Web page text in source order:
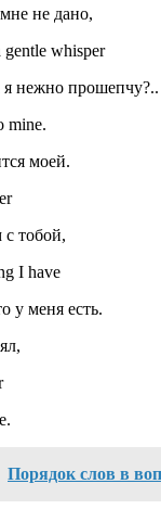
не дано,
whisper
нежно прошепчу?..
mine.
моей.
с тобой,
I have
у меня есть.
Порядок слов в